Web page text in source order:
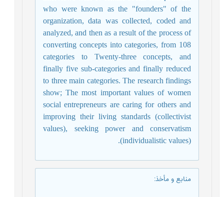
who were known as the "founders" of the
organization, data was collected, coded and
analyzed, and then as a result of the process of
converting concepts into categories, from 108
categories to Twenty-three concepts, and
finally five sub-categories and finally reduced
to three main categories. The research findings
show; The most important values of women
social entrepreneurs are caring for others and
improving their living standards (collectivist
values), seeking power and conservatism
(individualistic values).
منابع و مأخذ: